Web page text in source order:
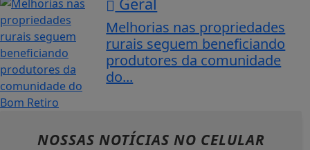
Melhorias nas propriedades
rurais seguem beneficiando
produtores da comunidade
do...
NOSSAS NOTÍCIAS NO CELULAR